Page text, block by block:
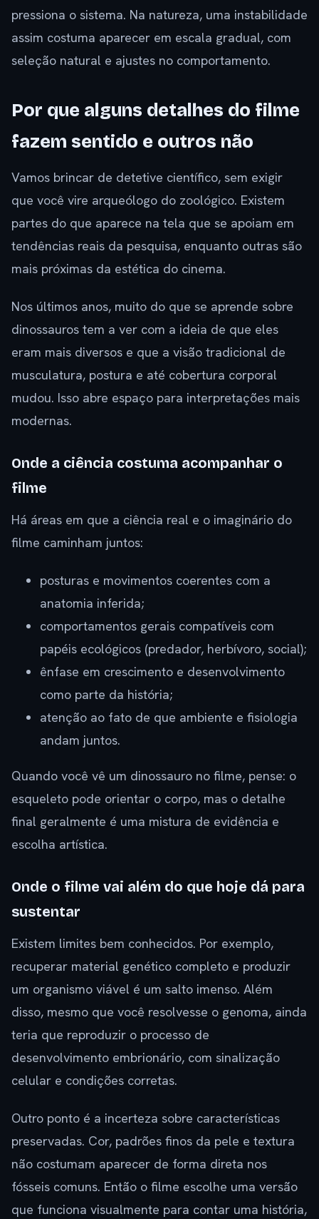
pressiona o sistema. Na natureza, uma instabilidade
assim costuma aparecer em escala gradual, com
seleção natural e ajustes no comportamento.
Por que alguns detalhes do filme
fazem sentido e outros não
Vamos brincar de detetive científico, sem exigir
que você vire arqueólogo do zoológico. Existem
partes do que aparece na tela que se apoiam em
tendências reais da pesquisa, enquanto outras são
mais próximas da estética do cinema.
Nos últimos anos, muito do que se aprende sobre
dinossauros tem a ver com a ideia de que eles
eram mais diversos e que a visão tradicional de
musculatura, postura e até cobertura corporal
mudou. Isso abre espaço para interpretações mais
modernas.
Onde a ciência costuma acompanhar o
filme
Há áreas em que a ciência real e o imaginário do
filme caminham juntos:
posturas e movimentos coerentes com a
anatomia inferida;
comportamentos gerais compatíveis com
papéis ecológicos (predador, herbívoro, social);
ênfase em crescimento e desenvolvimento
como parte da história;
atenção ao fato de que ambiente e fisiologia
andam juntos.
Quando você vê um dinossauro no filme, pense: o
esqueleto pode orientar o corpo, mas o detalhe
final geralmente é uma mistura de evidência e
escolha artística.
Onde o filme vai além do que hoje dá para
sustentar
Existem limites bem conhecidos. Por exemplo,
recuperar material genético completo e produzir
um organismo viável é um salto imenso. Além
disso, mesmo que você resolvesse o genoma, ainda
teria que reproduzir o processo de
desenvolvimento embrionário, com sinalização
celular e condições corretas.
Outro ponto é a incerteza sobre características
preservadas. Cor, padrões finos da pele e textura
não costumam aparecer de forma direta nos
fósseis comuns. Então o filme escolhe uma versão
que funciona visualmente para contar uma história,